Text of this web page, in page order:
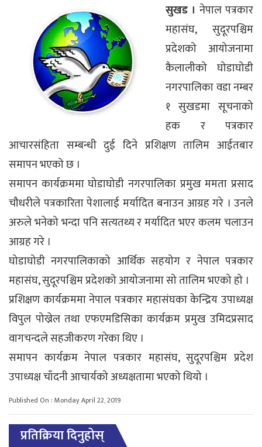
सुखड । नेपाल पत्रकार
महासंघ, सुदूरपश्चिम
प्रदेशको आयोजनामा
कैलालीको घोडाघोडी
नगरपालिका वडा नम्बर
१ सुखडमा सूचनाको
हक र पत्रकार
आचारसंहिता सम्बन्धी दुई दिने प्रशिक्षण तालिम आईतबार
समापन भएको छ ।
समापन कार्यक्रममा घोडाघोडी नगरपालिका प्रमुख ममता प्रसाद
चौधरीले पत्रकारिता पेशालाई मर्यादित बनाउन आग्रह गरे । उनले
अरुले भनेको भन्दा पनि सत्यतथ्य र मर्यादित भएर कलम चलाउन
आग्रह गरे ।
घोडाघोडी नगरपालिकाको आर्थिक सहयोग र नेपाल पत्रकार
महासंघ, सुदूरपश्चिम प्रदेशको आयोजनामा सो तालिम भएको हो ।
प्रशिक्षण कार्यक्रममा नेपाल पत्रकार महासंघका केन्द्रिय उपाध्यक्ष
विपुल पोख्रेल तथा एफएमडिसिका कार्यक्रम प्रमुख उमिदप्रसाद
वागचन्दले सहजीकरण गरेका थिए ।
समापन कार्यक्रम नेपाल पत्रकार महासंघ, सुदूरपश्चिम प्रदेश
उपाध्यक्ष चाँदनी आचार्यको अध्यक्षतामा भएको थियो ।
Published On : Monday April 22, 2019
प्रतिक्रिया दिनुहोस्